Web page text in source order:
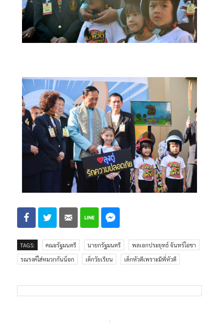
TAGS: คณะรัฐมนตรี นายกรัฐมนตรี
พลเอกประยุทธ์ จันทร์โอชา
รณรงค์ใส่หมวกกันน็อก
เด็กวัยเรียน เด็กหัวดีเพราะมีพี่หัวดี